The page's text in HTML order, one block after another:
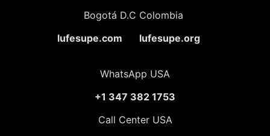
Bogotá D.C Colombia
lufesupe.com lufesupe.org
WhatsApp USA
+1 347 382 1753
Call Center USA